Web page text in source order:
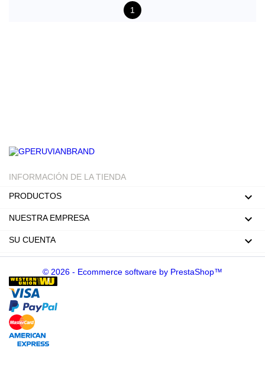
1
INFORMACIÓN DE LA TIENDA
PRODUCTOS

NUESTRA EMPRESA 
SU CUENTA 
© 2026 - Ecommerce software by PrestaShop™